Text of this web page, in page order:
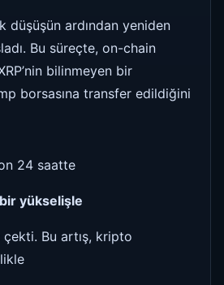
düşüşün ardından yeniden
Bu süreçte, on-chain
bilinmeyen bir
borsasına transfer edildiğini
24 saatte
yükselişle
Bu artış, kripto